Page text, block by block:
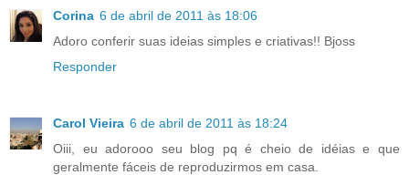
Corina 6 de abril de 2011 às 18:06
Adoro conferir suas ideias simples e criativas!! Bjoss
Responder
Carol Vieira 6 de abril de 2011 às 18:24
Oiii, eu adorooo seu blog pq é cheio de idéias e que
geralmente fáceis de reproduzirmos em casa.